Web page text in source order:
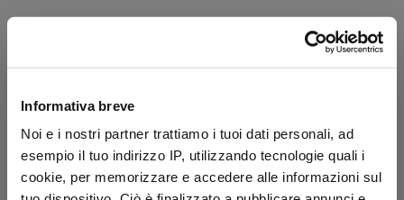
Informativa breve
Noi e i nostri partner trattiamo i tuoi dati personali, ad
esempio il tuo indirizzo IP, utilizzando tecnologie quali i
cookie, per memorizzare e accedere alle informazioni sul